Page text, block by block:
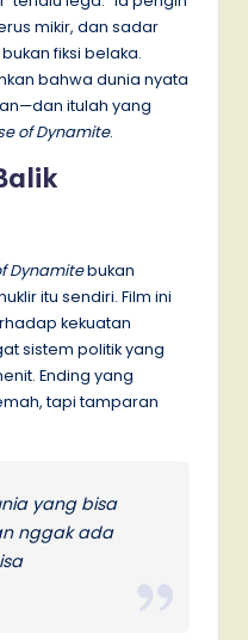
mikir, dan sadar
fiksi belaka.
bahwa dunia nyata
itulah yang
of Dynamite.
Dynamitebukan
itu sendiri. Film ini
kekuatan
sistem politik yang
Ending yang
tapi tamparan
yang bisa
nggak ada